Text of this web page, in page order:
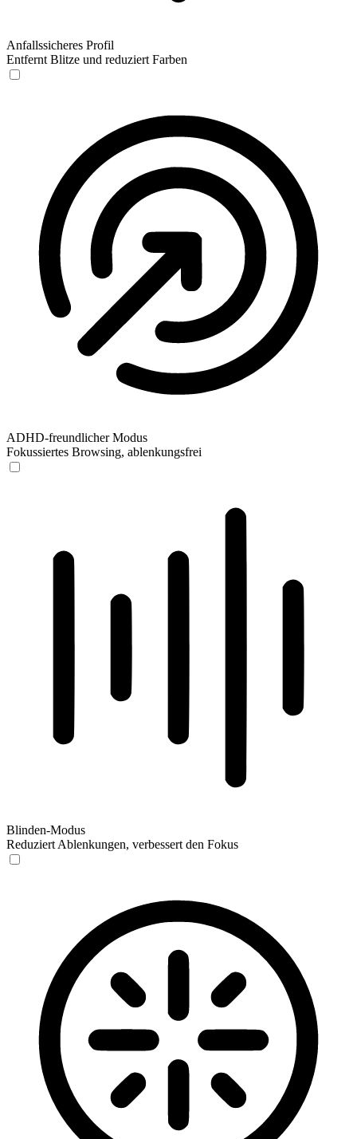
Anfallssicheres Profil
Entfernt Blitze und reduziert Farben
ADHD-freundlicher Modus
Fokussiertes Browsing, ablenkungsfrei
Blinden-Modus
Reduziert Ablenkungen, verbessert den Fokus